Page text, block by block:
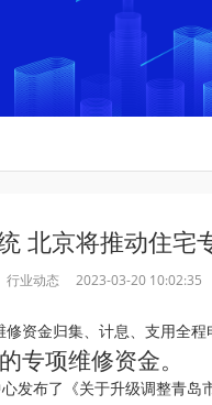
北京将推动住宅
行业动态 2023-03-20 10:02:35
资金归集、计息、支用全程
专项维修资金。
发布了《关于升级调整青岛